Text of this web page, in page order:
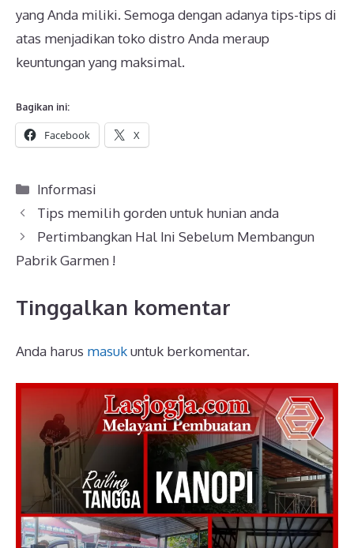
yang Anda miliki. Semoga dengan adanya tips-tips di
atas menjadikan toko distro Anda meraup
keuntungan yang maksimal.
Bagikan ini:
Facebook X
Kategori
Informasi
Tips memilih gorden untuk hunian anda
Pertimbangkan Hal Ini Sebelum Membangun
Pabrik Garmen !
Tinggalkan komentar
Anda harus masukuntuk berkomentar.